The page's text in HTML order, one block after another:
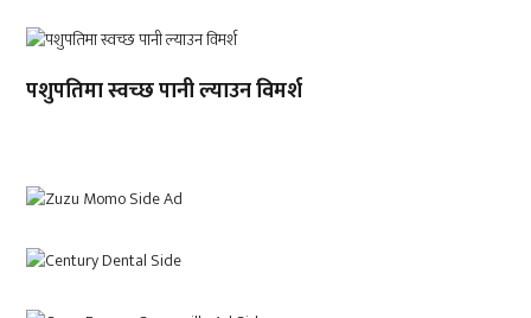
पशुपतिमा स्वच्छ पानी ल्याउन विमर्श